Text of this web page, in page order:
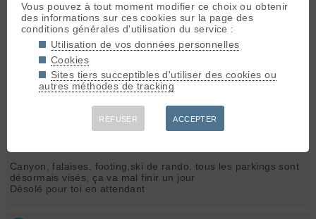
Je me suis garé aujourd'hui à 15h00 au parking du TK sous le
col de porte, pour faire ma séance sur les pentes de
Chamechaude, retour à 16h20 à la voiture : vitre arrière de la
voiture fracturée, pour me voler juste mon sac à chaussures
avec mes vieilles Hoka toutes déglinguées dedans....... mais
j'ai trop les boules.
Un mercredi aprem' avec tout le monde qui transite par ici à
Canyon, falaises, footing,ski de rando. tous les parkings sont
désormais visés, ça va mal finir un jour
Désolé pour toi en attendant
Vous pouvez à tout moment modifier ce choix ou obtenir
des informations sur ces cookies sur la page des
conditions générales d'utilisation du service :
Utilisation de vos données personnelles
Cookies
Sites tiers succeptibles d'utiliser des cookies ou
autres méthodes de tracking
REFUSER ACCEPTER